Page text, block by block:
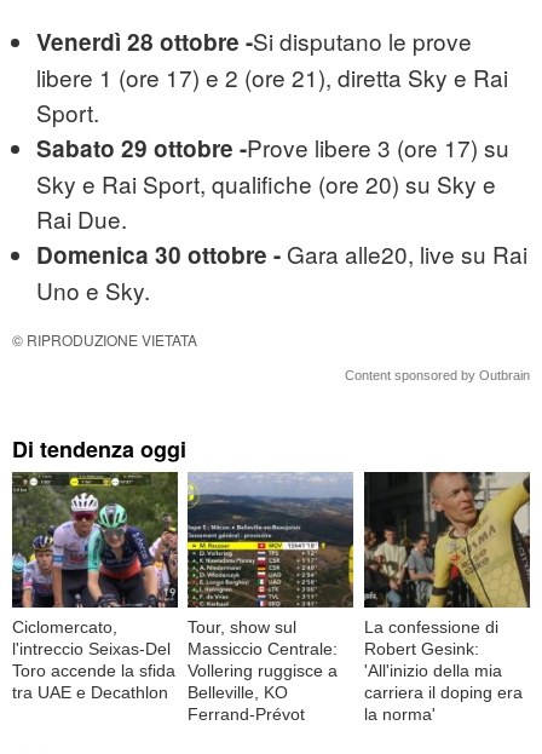
Venerdì 28 ottobre -Si disputano le prove
libere 1 (ore 17) e 2 (ore 21), diretta Sky e Rai
Sport.
Sabato 29 ottobre -Prove libere 3 (ore 17) su
Sky e Rai Sport, qualifiche (ore 20) su Sky e
Rai Due.
Domenica 30 ottobre - Gara alle20, live su Rai
Uno e Sky.
© RIPRODUZIONE VIETATA
Content sponsored by Outbrain
Di tendenza oggi
Ciclomercato,
l'intreccio Seixas-Del
Toro accende la sfida
tra UAE e Decathlon
Tour, show sul
Massiccio Centrale:
Vollering ruggisce a
Belleville, KO
Ferrand-Prévot
La confessione di
Robert Gesink:
'All'inizio della mia
carriera il doping era
la norma'